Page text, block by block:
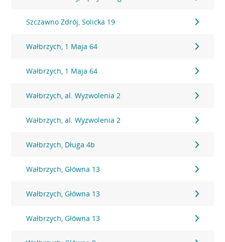
Szczawno Zdrój, Solicka 19
Wałbrzych, 1 Maja 64
Wałbrzych, 1 Maja 64
Wałbrzych, al. Wyzwolenia 2
Wałbrzych, al. Wyzwolenia 2
Wałbrzych, Długa 4b
Wałbrzych, Główna 13
Wałbrzych, Główna 13
Wałbrzych, Główna 13